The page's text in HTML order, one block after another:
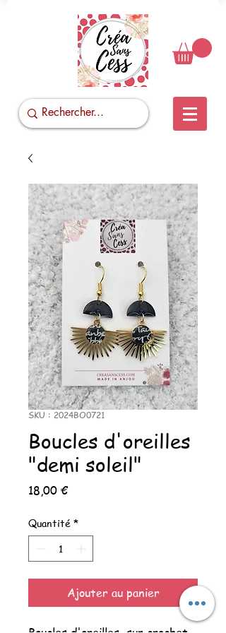
SKU : 2024BO0721
Boucles d'oreilles
"demi soleil"
18,00 €Prix
Quantité *
Ajouter au panier